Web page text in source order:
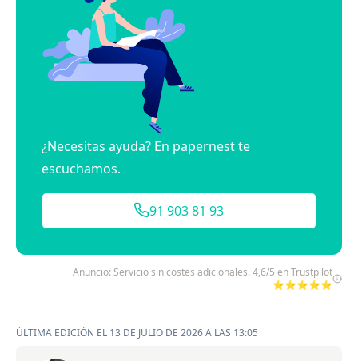
¿Necesitas ayuda? En papernest te
escuchamos.
91 903 81 93
Anuncio: Servicio sin costes adicionales. 4,6/5 en Trustpilot
⭐⭐⭐⭐⭐
ÚLTIMA EDICIÓN EL 13 DE JULIO DE 2026 A LAS 13:05